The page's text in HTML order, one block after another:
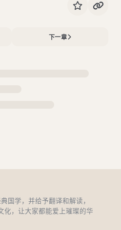
下一章
国学，并给予翻译和解读，
化，让大家都能爱上璀璨的华